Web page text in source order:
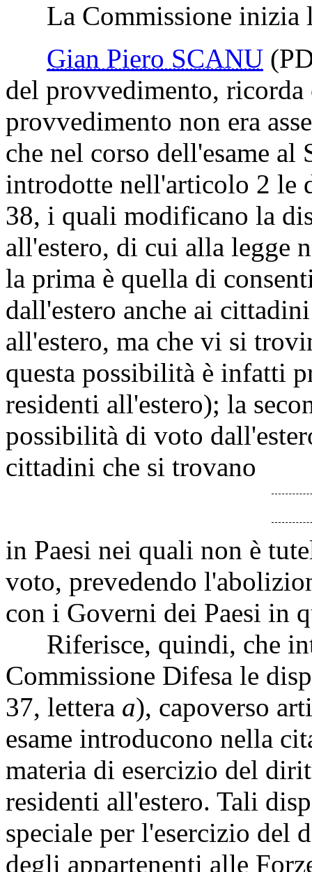
La Commissione inizia
Gian Piero SCANU
del provvedimento,
provvedimento non era
che nel corso dell'esame al
introdotte nell'articolo 2 le
38, i quali modificano la
all'estero, di cui alla legge
la prima è quella di
dall'estero anche ai
all'estero, ma che vi si
questa possibilità è infatti
residenti all'estero); la
possibilità di voto
cittadini che si trovano
in Paesi nei quali non è
voto, prevedendo
con i Governi dei Paesi in
Riferisce, quindi, che
Commissione Difesa le
37, lettera a), capoverso
esame introducono nella
materia di esercizio del
residenti all'estero. Tali
speciale per l'esercizio del
degli appartenenti alle